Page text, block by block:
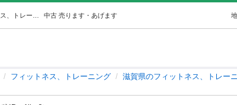
中古 売ります・あげます
フィットネス、トレーニング 滋賀県のフィットネス、トレー